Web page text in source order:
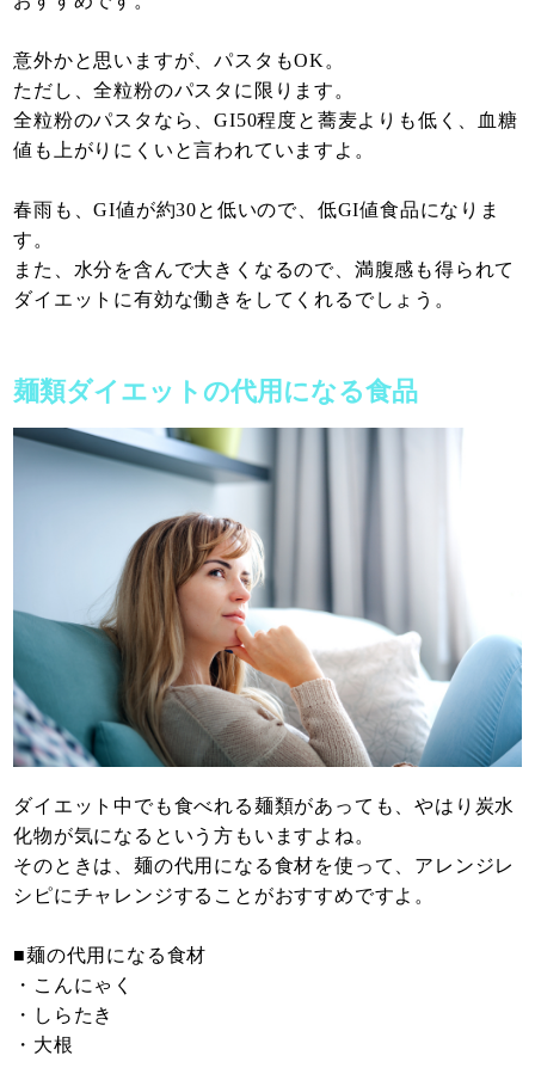
意外かと思いますが、パスタもOK。
ただし、全粒粉のパスタに限ります。
全粒粉のパスタなら、GI50程度と蕎麦よりも低く、血糖
値も上がりにくいと言われていますよ。
春雨も、GI値が約30と低いので、低GI値食品になりま
す。
また、水分を含んで大きくなるので、満腹感も得られて
ダイエットに有効な働きをしてくれるでしょう。
麺類ダイエットの代用になる食品
ダイエット中でも食べれる麺類があっても、やはり炭水
化物が気になるという方もいますよね。
そのときは、麺の代用になる食材を使って、アレンジレ
シピにチャレンジすることがおすすめですよ。
■麺の代用になる食材
・こんにゃく
・しらたき
・大根